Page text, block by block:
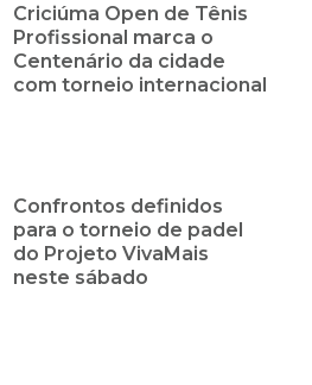
Criciúma Open de Tênis
Profissional marca o
Centenário da cidade
com torneio internacional
Confrontos definidos
para o torneio de padel
do Projeto VivaMais
neste sábado